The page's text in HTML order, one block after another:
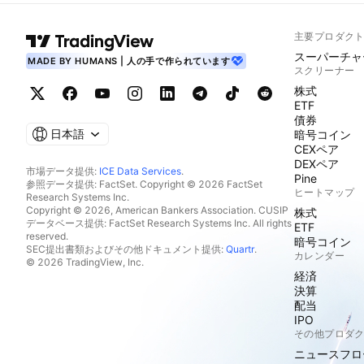
MADE BY HUMANS | 人の手で作られています
日本語
市場データ提供: ICE Data Services.
参照データ提供: FactSet. Copyright © 2026 FactSet
Research Systems Inc.
Copyright © 2026, American Bankers Association. CUSIP
データベース提供: FactSet Research Systems Inc. All rights
reserved.
SEC提出書類およびその他ドキュメント提供: Quartr.
© 2026 TradingView, Inc.
主要プロダクト
スーパーチ
スクリーナー
株式
ETF
債券
暗号コイン
CEXペア
DEXペア
Pine
ヒートマップ
株式
ETF
暗号コイン
カレンダー
経済
決算
配当
IPO
その他プロダ
ニュースフ